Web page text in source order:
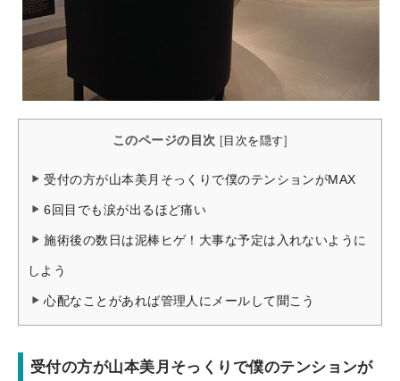
このページの目次 [目次を隠す]
受付の方が山本美月そっくりで僕のテンションがMAX
6回目でも涙が出るほど痛い
施術後の数日は泥棒ヒゲ！大事な予定は入れないように
しよう
心配なことがあれば管理人にメールして聞こう
受付の方が山本美月そっくりで僕のテンションが